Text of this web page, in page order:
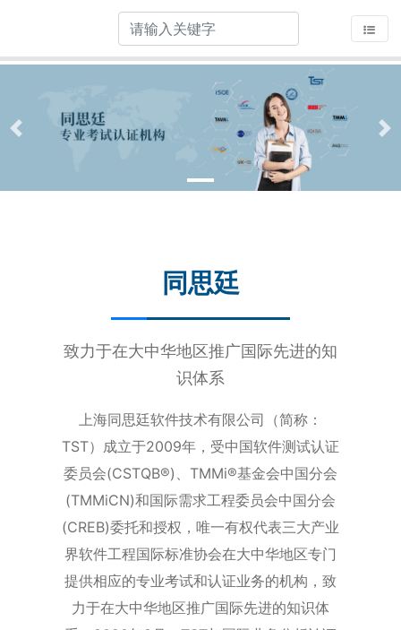
Previous
同思廷
致力于在大中华地区推广国际先进的知
识体系
上海同思廷软件技术有限公司（简称：
TST）成立于2009年，受中国软件测试认证
委员会(CSTQB®)、TMMi®基金会中国分会
(TMMiCN)和国际需求工程委员会中国分会
(CREB)委托和授权，唯一有权代表三大产业
界软件工程国际标准协会在大中华地区专门
提供相应的专业考试和认证业务的机构，致
力于在大中华地区推广国际先进的知识体